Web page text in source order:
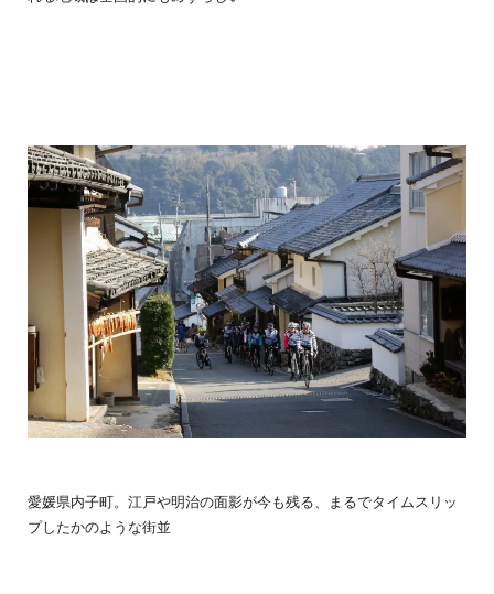
愛媛県内子町。江戸や明治の面影が今も残る、まるでタイムスリッ
プしたかのような街並